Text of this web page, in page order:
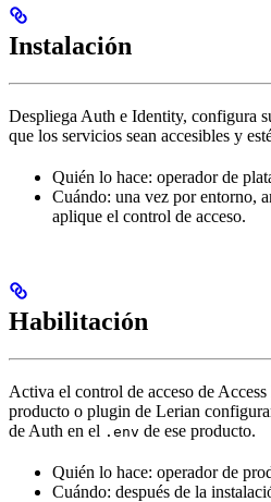
Instalación
Despliega Auth e Identity, configura
que los servicios sean accesibles y
Quién lo hace: operador de
Cuándo: una vez por entorno,
aplique el control de acceso.
Habilitación
Activa el control de acceso de
producto o plugin de Lerian
de Auth en el .env de ese producto.
Quién lo hace: operador de
Cuándo: después de la